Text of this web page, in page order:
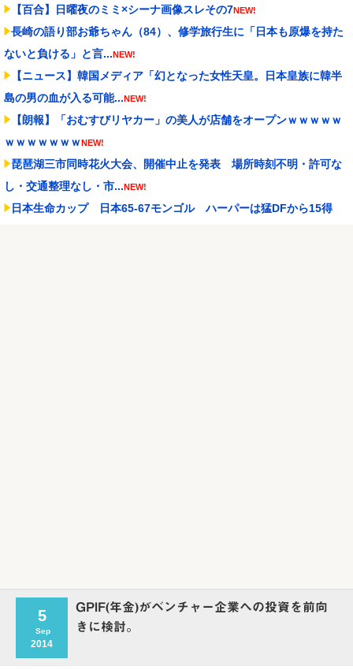
【百合】日曜夜のミミ×シーナ画像スレその7NEW!
長崎の語り部お爺ちゃん（84）、修学旅行生に「日本も原爆を持た
ないと負ける」と言...NEW!
【ニュース】韓国メディア「幻となった女性天皇。日本皇族に韓半
島の男の血が入る可能...NEW!
【朗報】「おむすびリヤカー」の美人が店舗をオープンｗｗｗｗｗ
ｗｗｗｗｗｗｗNEW!
琵琶湖三市同時花火大会、開催中止を発表 場所時刻不明・許可な
し・交通整理なし・市...NEW!
日本生命カップ 日本65-67モンゴル ハーパーは猛DFから15得
5
Sep
2014
GPIF(年金)がベンチャー企業への投資を前向
きに検討。